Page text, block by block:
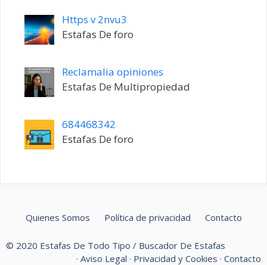
Https v 2nvu3
Estafas De foro
Reclamalia opiniones
Estafas De Multipropiedad
684468342
Estafas De foro
Quienes Somos Política de privacidad Contacto
© 2020 Estafas De Todo Tipo / Buscador De Estafas
· Aviso Legal · Privacidad y Cookies · Contacto